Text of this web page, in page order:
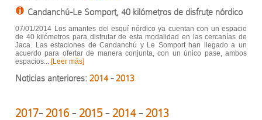
Candanchú-Le Somport, 40 kilómetros de disfrute nórdico
07/01/2014 Los amantes del esquí nórdico ya cuentan con un espacio
de 40 kilómetros para disfrutar de esta modalidad en las cercanías de
Jaca. Las estaciones de Candanchú y Le Somport han llegado a un
acuerdo para ofertar de manera conjunta, con un único pase, ambos
espacios... [Leer más]
Noticias anteriores: 2014-2013
2017-2016 -2015 -2014-2013